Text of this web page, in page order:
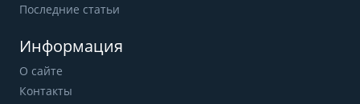
Последние статьи
Информация
О сайте
Контакты